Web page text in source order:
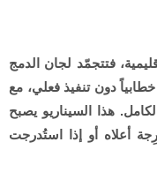
فتتجمّد لجان الدمج
دون تنفيذ فعلي، مع
هذا السيناريو يصبح
أعلاه أو إذا استُدرجت